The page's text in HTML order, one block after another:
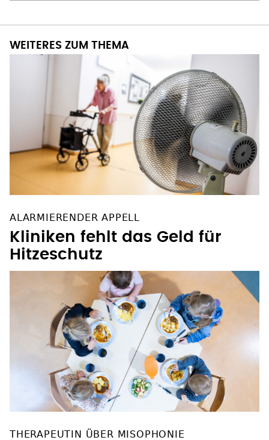
WEITERES ZUM THEMA
ALARMIERENDER APPELL
Kliniken fehlt das Geld für
Hitzeschutz
THERAPEUTIN ÜBER MISOPHONIE